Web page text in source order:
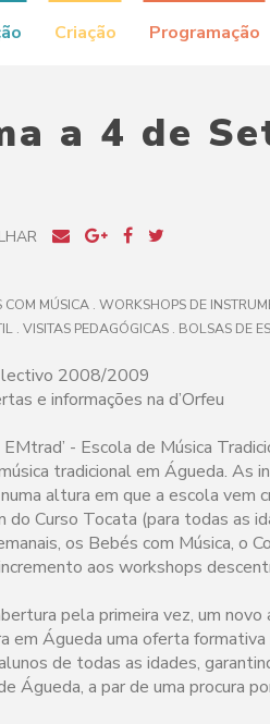
Criação Programação
a 4 de
MÚSICA . WORKSHOPS DE
. VISITAS PEDAGÓGICAS . BOLSAS DE
lectivo 2008/2009
e informações na d’Orfeu
- Escola de Música
tradicional em Águeda. As
altura em que a escola vem
Curso Tocata (para todas as
os Bebés com Música, o
aos workshops
pela primeira vez, um
em Águeda uma oferta
de todas as idades,
Águeda, a par de uma procura